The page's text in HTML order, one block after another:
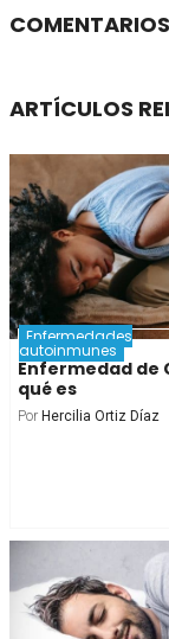
COMENTARIOS
ARTÍCULOS
Enfermedades
autoinmunes
Enfermedad de
qué es
Por Hercilia Ortiz Díaz